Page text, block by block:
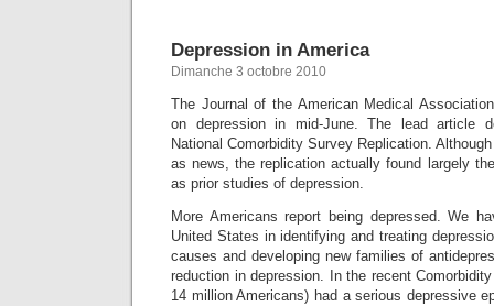
Depression in America
Dimanche 3 octobre 2010
The Journal of the American Medical
on depression in mid-June. The lead article
National Comorbidity Survey Replication.
as news, the replication actually found largely
as prior studies of depression.
More Americans report being depressed. We
United States in identifying and treating
causes and developing new families of
reduction in depression. In the recent
14 million Americans) had a serious depressive